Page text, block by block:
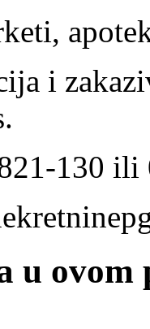
i
130 ili
u ovom